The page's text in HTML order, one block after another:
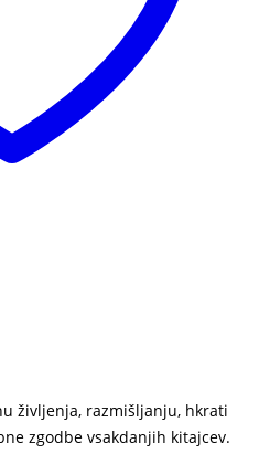
življenja, razmišljanju, hkrati
zgodbe vsakdanjih kitajcev.